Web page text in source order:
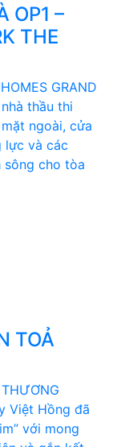
OP1 –
THE
GRAND
thầu thi
ngoài, cửa
lực và các
sông cho tòa
TOẢ
Việt Hồng đã
với mong